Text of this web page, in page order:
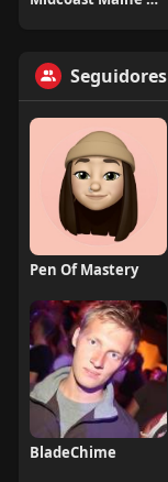
Seguidores
Pen Of Mastery
BladeChime